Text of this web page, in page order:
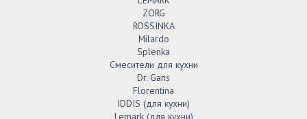
ZORG
ROSSINKA
Milardo
Splenka
Смесители для кухни
Dr. Gans
Florentina
IDDIS (для кухни)
Lemark (для кухни)